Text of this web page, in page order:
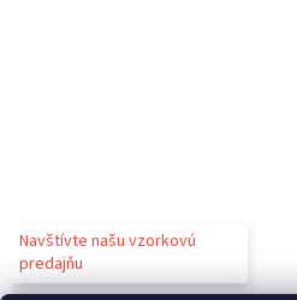
Navštívte našu vzorkovú
predajňu